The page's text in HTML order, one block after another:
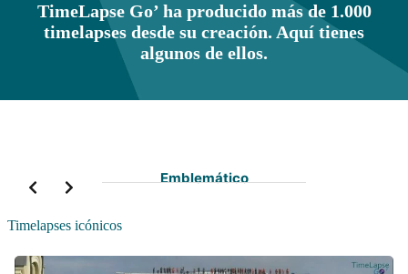
TimeLapse Go’ ha producido más de 1.000
timelapses desde su creación. Aquí tienes
algunos de ellos.
Emblemático
Timelapses icónicos